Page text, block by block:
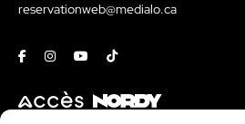
reservationweb@medialo.ca
FacebookInstagramYoutubeTiktok